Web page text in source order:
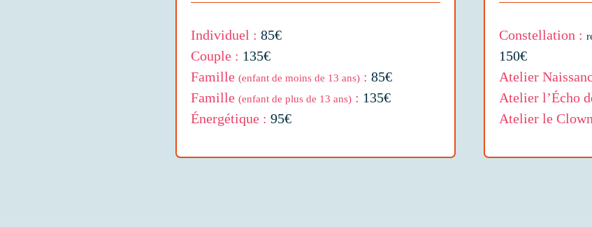
Individuel : 85€
Couple : 135€
Famille (enfant de moins de 13 ans): 85€
Famille (enfant de plus de 13 ans): 135€
Énergétique : 95€
Constellation :
150€
Atelier
Atelier l’Écho
Atelier le